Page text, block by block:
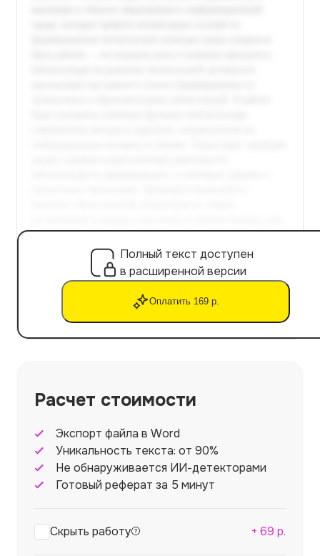
Полный текст доступен
в расширенной версии
Оплатить 169 р.
Расчет стоимости
Экспорт файла в Word
Уникальность текста: от 90%
Не обнаруживается ИИ-детекторами
Готовый реферат за 5 минут
Скрыть работу + 69 р.